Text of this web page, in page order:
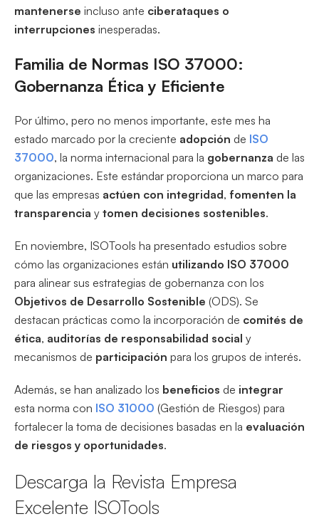
mantenerse incluso ante ciberataques o
interrupciones inesperadas.
Familia de Normas ISO 37000:
Gobernanza Ética y Eficiente
Por último, pero no menos importante, este mes ha
estado marcado por la creciente adopción de ISO
37000, la norma internacional para la gobernanza de las
organizaciones. Este estándar proporciona un marco para
que las empresas actúen con integridad, fomenten la
transparencia y tomen decisiones sostenibles.
En noviembre, ISOTools ha presentado estudios sobre
cómo las organizaciones están utilizando ISO 37000
para alinear sus estrategias de gobernanza con los
Objetivos de Desarrollo Sostenible (ODS). Se
destacan prácticas como la incorporación de comités de
ética, auditorías de responsabilidad social y
mecanismos de participación para los grupos de interés.
Además, se han analizado los beneficios de integrar
esta norma con ISO 31000 (Gestión de Riesgos) para
fortalecer la toma de decisiones basadas en la evaluación
de riesgos y oportunidades.
Descarga la Revista Empresa
Excelente ISOTools